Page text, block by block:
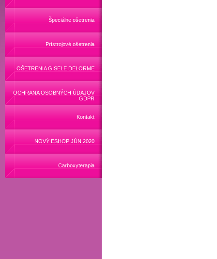
Špeciálne ošetrenia
Prístrojové ošetrenia
OŠETRENIA GISELE DELORME
OCHRANA OSOBNÝCH ÚDAJOV
GDPR
Kontakt
NOVÝ ESHOP JÚN 2020
Carboxyterapia